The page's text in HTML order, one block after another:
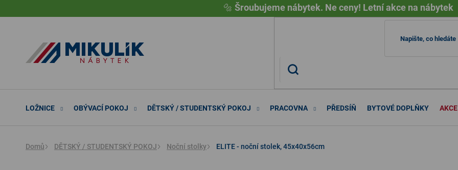
na
🔩 Šroubujeme nábytek. Ne ceny! Letní akce na nábytek
LOŽNICE OBÝVACÍ POKOJ DĚTSKÝ / STUDENTSKÝ POKOJ PRACOVNA PŘEDSÍŇ BYTOVÉ DOPLŇKY AKCE
Domů DĚTSKÝ / STUDENTSKÝ POKOJ Noční stolky ELITE - noční stolek, 45x40x56cm